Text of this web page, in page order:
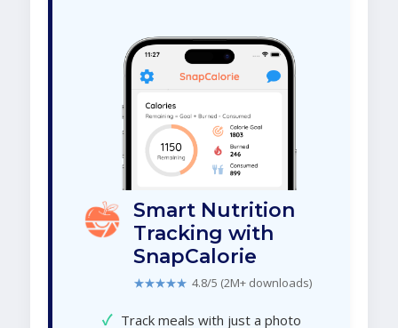
Smart Nutrition
Tracking with
SnapCalorie
★★★★★ 4.8/5 (2M+ downloads)
✓ Track meals with just a photo